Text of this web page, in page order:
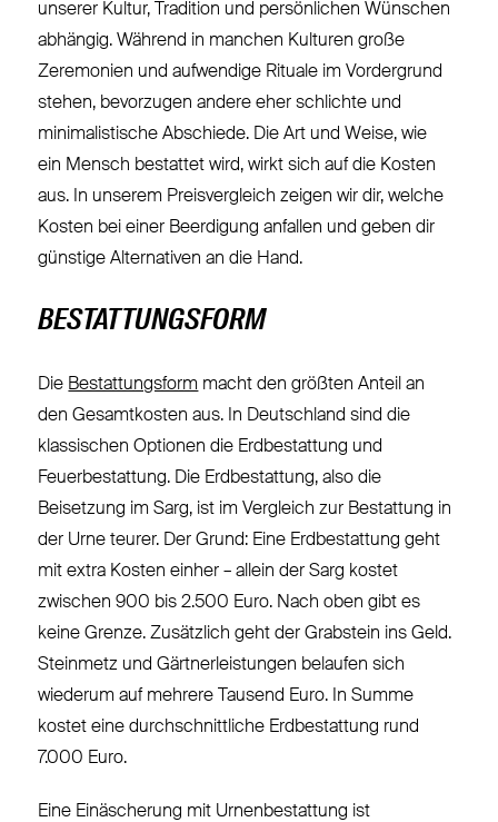
unserer Kultur, Tradition und persönlichen Wünschen
abhängig. Während in manchen Kulturen große
Zeremonien und aufwendige Rituale im Vordergrund
stehen, bevorzugen andere eher schlichte und
minimalistische Abschiede. Die Art und Weise, wie
ein Mensch bestattet wird, wirkt sich auf die Kosten
aus. In unserem Preisvergleich zeigen wir dir, welche
Kosten bei einer Beerdigung anfallen und geben dir
günstige Alternativen an die Hand.
BESTATTUNGSFORM
Die Bestattungsform macht den größten Anteil an
den Gesamtkosten aus. In Deutschland sind die
klassischen Optionen die Erdbestattung und
Feuerbestattung. Die Erdbestattung, also die
Beisetzung im Sarg, ist im Vergleich zur Bestattung in
der Urne teurer. Der Grund: Eine Erdbestattung geht
mit extra Kosten einher – allein der Sarg kostet
zwischen 900 bis 2.500 Euro. Nach oben gibt es
keine Grenze. Zusätzlich geht der Grabstein ins Geld.
Steinmetz und Gärtnerleistungen belaufen sich
wiederum auf mehrere Tausend Euro. In Summe
kostet eine durchschnittliche Erdbestattung rund
7.000 Euro.
Eine Einäscherung mit Urnenbestattung ist